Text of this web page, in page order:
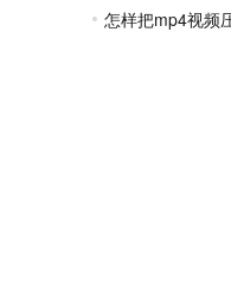
怎样把mp4视频